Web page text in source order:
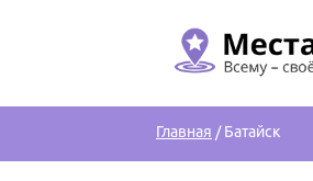
Главная /Батайск